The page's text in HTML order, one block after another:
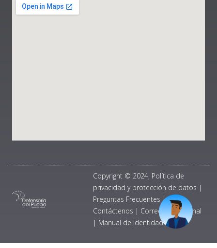
Copyright © 2024, Política de
privacidad y protección de datos |
Preguntas Frecuentes |
Contáctenos | Correo Institucional
| Manual de Identidad Visual